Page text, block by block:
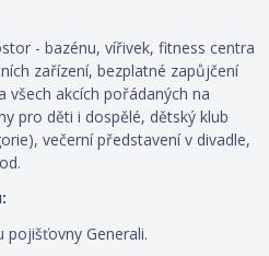
- bazénu, vířivek, fitness centra
zařízení, bezplatné zapůjčení
všech akcích pořádaných na
pro děti i dospělé, dětský klub
večerní představení v divadle,
pojišťovny Generali.